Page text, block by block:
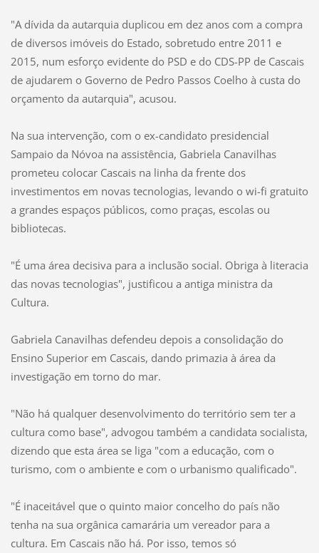
"A dívida da autarquia duplicou em dez anos com a compra
de diversos imóveis do Estado, sobretudo entre 2011 e
2015, num esforço evidente do PSD e do CDS-PP de Cascais
de ajudarem o Governo de Pedro Passos Coelho à custa do
orçamento da autarquia", acusou.
Na sua intervenção, com o ex-candidato presidencial
Sampaio da Nóvoa na assistência, Gabriela Canavilhas
prometeu colocar Cascais na linha da frente dos
investimentos em novas tecnologias, levando o wi-fi gratuito
a grandes espaços públicos, como praças, escolas ou
bibliotecas.
"É uma área decisiva para a inclusão social. Obriga à literacia
das novas tecnologias", justificou a antiga ministra da
Cultura.
Gabriela Canavilhas defendeu depois a consolidação do
Ensino Superior em Cascais, dando primazia à área da
investigação em torno do mar.
"Não há qualquer desenvolvimento do território sem ter a
cultura como base", advogou também a candidata socialista,
dizendo que esta área se liga "com a educação, com o
turismo, com o ambiente e com o urbanismo qualificado".
"É inaceitável que o quinto maior concelho do país não
tenha na sua orgânica camarária um vereador para a
cultura. Em Cascais não há. Por isso, temos só